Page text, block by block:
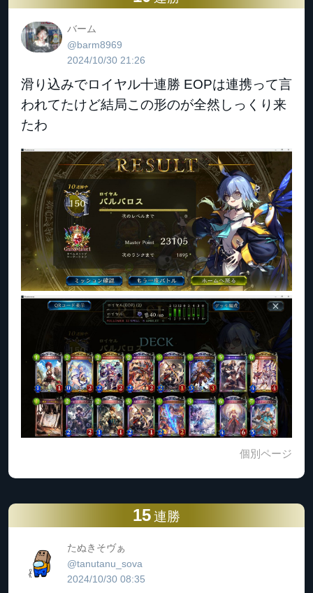
バーム
@barm8969
2024/10/30 21:26
滑り込みでロイヤル十連勝 EOPは連携って言
われてたけど結局この形のが全然しっくり来
たわ
個別ページ
15 連勝
たぬきそヴぁ
@tanutanu_sova
2024/10/30 08:35